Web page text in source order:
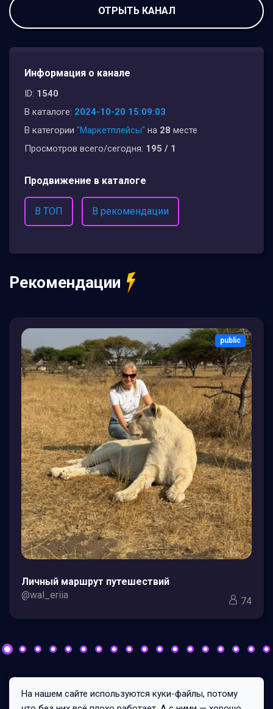
ОТРЫТЬ КАНАЛ
Информация о канале
ID: 1540
В каталоге: 2024-10-20 15:09:03
В категории "Маркетплейсы" на 28 месте
Просмотров всего/сегодня: 195 / 1
Продвижение в каталоге
В ТОП В рекомендации
Рекомендации
public
Личный маршрут путешествий
@wal_eriia
74
Все права защищены © 2026
На нашем сайте используются куки-файлы, потому